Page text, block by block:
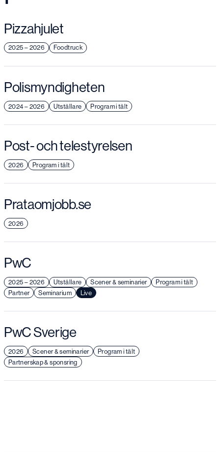
Pizzahjulet
2025 – 2026 Foodtruck
Polismyndigheten
2024 – 2026 Utställare Program i tält
Post- och telestyrelsen
2026 Program i tält
Prataomjobb.se
2026
PwC
2025 – 2026
Utställare
Seminarium
Scener & seminarier
Program i tält
Partner
Live
PwC Sverige
2026 Scener & seminarier
Program i tält
Partnerskap & sponsring